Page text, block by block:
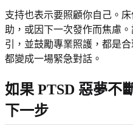
支持也表示要照顧你自己。
助，或因下一次發作而焦慮
引，並鼓勵專業照護，都是
都變成一場緊急對話。
如果 PTSD 惡夢不
下一步